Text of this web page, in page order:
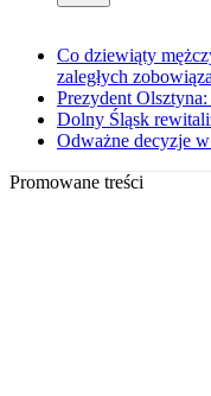
Co dziewiąty
zaległych
Prezydent
Dolny Śląsk
Odważne decyzje
Promowane treści